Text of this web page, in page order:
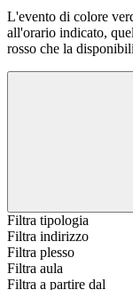
L'evento di colore
all'orario indicato,
rosso che la
Filtra tipologia
Filtra indirizzo
Filtra plesso
Filtra aula
Filtra a partire dal